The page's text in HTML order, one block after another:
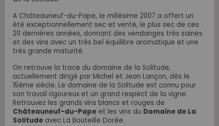
A Châteauneuf-du-Pape, le millésime 2007 a offert un
été exceptionnellement sec et venté, le plus sec de ces
20 dernières années, donnant des vendanges très saines
et des vins avec un très bel équilibre aromatique et une
très grande maturité.
On retrouve la trace du domaine de la Solitude,
actuellement dirigé par Michel et Jean Lançon, dès le
15ème siècle. Le domaine de la Solitude est connu pour
son travail rigoureux et un grand respect de la vigne.
Retrouvez les grands vins blancs et rouges de
Châteauneuf-du-Pape et les vins du Domaine de La
Solitude avec La Bouteille Dorée.